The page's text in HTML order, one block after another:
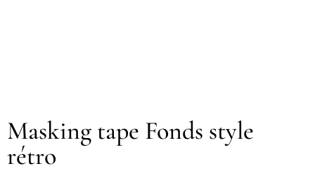
Masking tape Fonds style
rétro